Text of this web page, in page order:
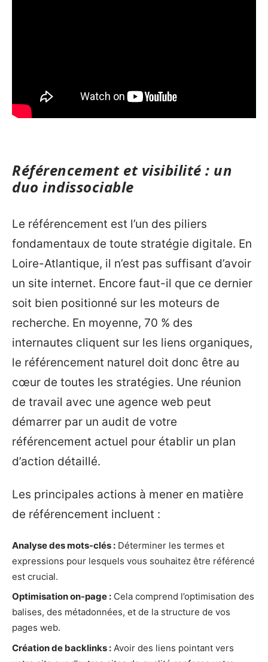
Référencement et visibilité : un
duo indissociable
Le référencement est l’un des piliers
fondamentaux de toute stratégie digitale. En
Loire-Atlantique, il n’est pas suffisant d’avoir
un site internet. Encore faut-il que ce dernier
soit bien positionné sur les moteurs de
recherche. En moyenne, 70 % des
internautes cliquent sur les liens organiques,
le référencement naturel doit donc être au
cœur de toutes les stratégies. Une réunion
de travail avec une agence web peut
démarrer par un audit de votre
référencement actuel pour établir un plan
d’action détaillé.
Les principales actions à mener en matière
de référencement incluent :
Analyse des mots-clés : Déterminer les termes et
expressions pour lesquels vous souhaitez être référencé
est crucial.
Optimisation on-page : Cela comprend l’optimisation des
balises, des métadonnées, et de la structure de vos
pages web.
Création de backlinks : Avoir des liens pointant vers